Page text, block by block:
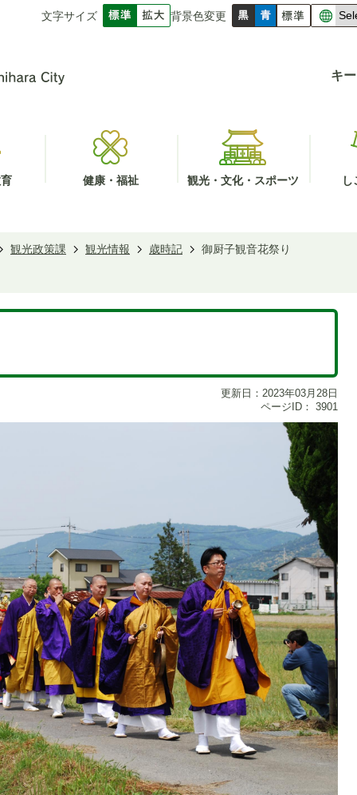
文字サイズ 背景色変更
キ
健康・福祉 観光・文化・スポーツ
観光政策課 観光情報 歳時記 御厨子観音花祭り
更新日：2023年03月28日
ページID： 3901